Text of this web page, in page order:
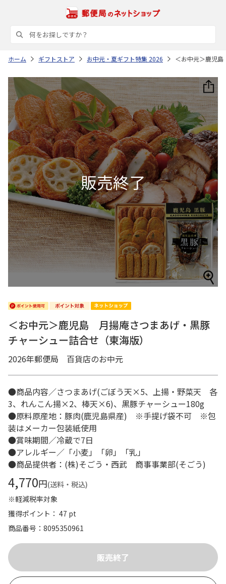
ホーム ギフトストア お中元・夏ギフト特集 2026 ＜お中元＞鹿児
＜お中元＞鹿児島 月揚庵さつまあげ・黒豚
チャーシュー詰合せ（東海版）
2026年郵便局 百貨店のお中元
●商品内容／さつまあげ(ごぼう天×5、上揚・野菜天 各
3、れんこん揚×2、棒天×6)、黒豚チャーシュー180g
●原料原産地：豚肉(鹿児島県産) ※手提げ袋不可 ※包
装はメーカー包装紙使用
●賞味期間／冷蔵で7日
●アレルギー／「小麦」「卵」「乳」
●商品提供者：(株)そごう・西武 商事事業部(そごう)
4,770円(送料・税込)
※軽減税率対象
獲得ポイント： 47 pt
商品番号
8095350961